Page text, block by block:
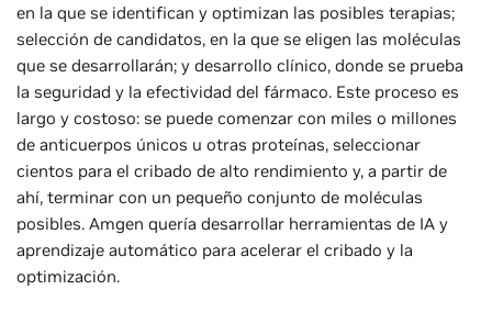
en la que se identifican y optimizan las posibles terapias;
selección de candidatos, en la que se eligen las moléculas
que se desarrollarán; y desarrollo clínico, donde se prueba
la seguridad y la efectividad del fármaco. Este proceso es
largo y costoso: se puede comenzar con miles o millones
de anticuerpos únicos u otras proteínas, seleccionar
cientos para el cribado de alto rendimiento y, a partir de
ahí, terminar con un pequeño conjunto de moléculas
posibles. Amgen quería desarrollar herramientas de IA y
aprendizaje automático para acelerar el cribado y la
optimización.